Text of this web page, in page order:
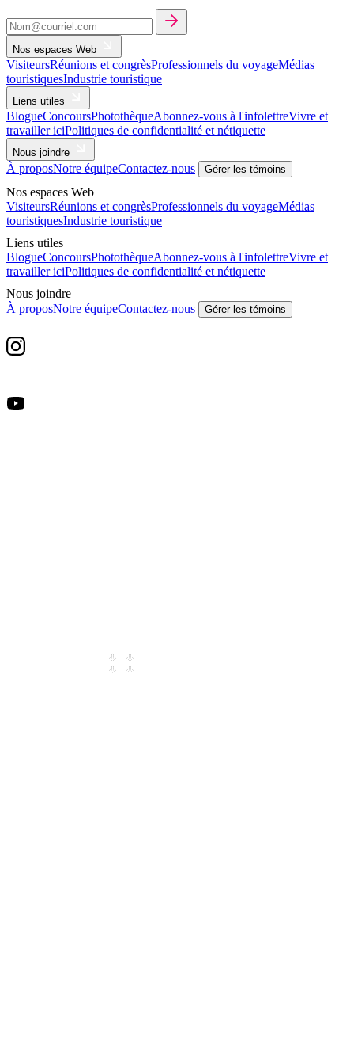
Nos espaces Web
VisiteursRéunions et congrèsProfessionnels du voyageMédias
touristiquesIndustrie touristique
Liens utiles
BlogueConcoursPhotothèqueAbonnez-vous à l'infolettreVivre et
travailler iciPolitiques de confidentialité et nétiquette
Nous joindre
À proposNotre équipeContactez-nous Gérer les témoins
Nos espaces Web
VisiteursRéunions et congrèsProfessionnels du voyageMédias
touristiquesIndustrie touristique
Liens utiles
BlogueConcoursPhotothèqueAbonnez-vous à l'infolettreVivre et
travailler iciPolitiques de confidentialité et nétiquette
Nous joindre
À proposNotre équipeContactez-nous Gérer les témoins